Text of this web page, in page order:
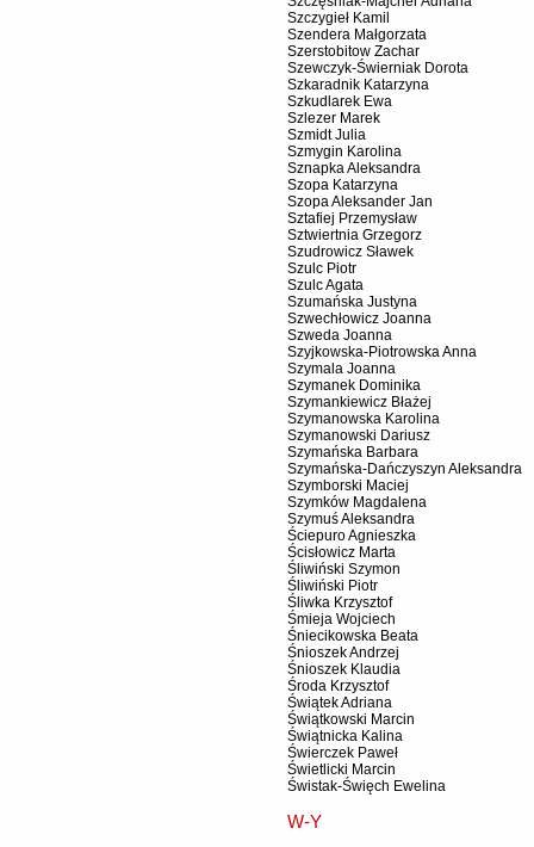
Szczygieł Kamil
Szendera Małgorzata
Szerstobitow Zachar
Szewczyk-Świerniak Dorota
Szkaradnik Katarzyna
Szkudlarek Ewa
Szlezer Marek
Szmidt Julia
Szmygin Karolina
Sznapka Aleksandra
Szopa Katarzyna
Szopa Aleksander Jan
Sztafiej Przemysław
Sztwiertnia Grzegorz
Szudrowicz Sławek
Szulc Piotr
Szulc Agata
Szumańska Justyna
Szwechłowicz Joanna
Szweda Joanna
Szyjkowska-Piotrowska Anna
Szymala Joanna
Szymanek Dominika
Szymankiewicz Błażej
Szymanowska Karolina
Szymanowski Dariusz
Szymańska Barbara
Szymańska-Dańczyszyn Aleksandra
Szymborski Maciej
Szymków Magdalena
Szymuś Aleksandra
Ściepuro Agnieszka
Ścisłowicz Marta
Śliwiński Szymon
Śliwiński Piotr
Śliwka Krzysztof
Śmieja Wojciech
Śniecikowska Beata
Śnioszek Andrzej
Śnioszek Klaudia
Środa Krzysztof
Świątek Adriana
Świątkowski Marcin
Świątnicka Kalina
Świerczek Paweł
Świetlicki Marcin
Świstak-Święch Ewelina
W-Y